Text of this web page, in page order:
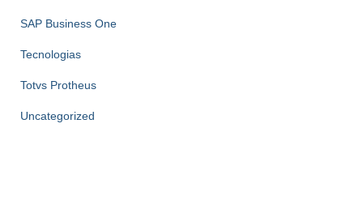
SAP Business One
Tecnologias
Totvs Protheus
Uncategorized